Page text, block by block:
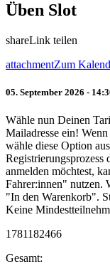
Üben Slot
shareLink teilen
attachmentZum
05. September 2026 -
Wähle nun Deinen
Mailadresse ein!
wähle diese Option
Registrierungsprozess
anmelden möchtest,
Fahrer:innen" nutzen.
"In den Warenkorb".
Keine
1781182466
Gesamt: